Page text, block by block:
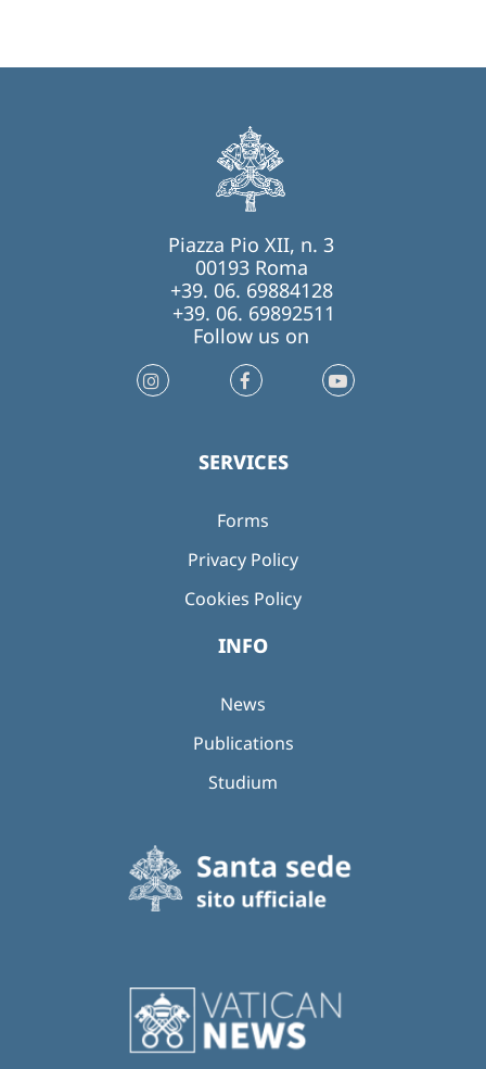
Piazza Pio XII, n. 3
00193 Roma
+39. 06. 69884128
+39. 06. 69892511
Follow us on
SERVICES
Forms
Privacy Policy
Cookies Policy
INFO
News
Publications
Studium